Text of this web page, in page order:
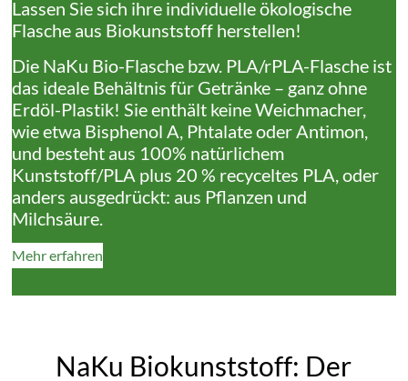
Lassen Sie sich ihre individuelle ökologische
Flasche aus Biokunststoff herstellen!
Die NaKu Bio-Flasche bzw. PLA/rPLA-Flasche ist
das ideale Behältnis für Getränke – ganz ohne
Erdöl-Plastik! Sie enthält keine Weichmacher,
wie etwa Bisphenol A, Phtalate oder Antimon,
und besteht aus 100% natürlichem
Kunststoff/PLA plus 20 % recyceltes PLA, oder
anders ausgedrückt: aus Pflanzen und
Milchsäure.
Mehr erfahren
NaKu Biokunststoff: Der